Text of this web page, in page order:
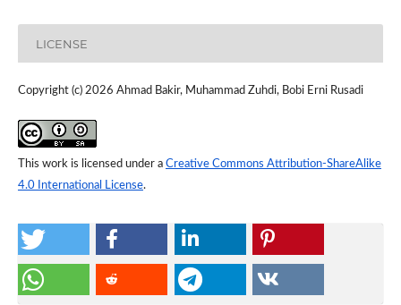
LICENSE
Copyright (c) 2026 Ahmad Bakir, Muhammad Zuhdi, Bobi Erni Rusadi
This work is licensed under a Creative Commons Attribution-ShareAlike
4.0 International License.